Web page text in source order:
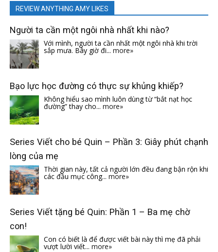
REVIEW ANYTHING AMY LIKES
Người ta cần một ngôi nhà nhất khi nào?
Với mình, người ta cần nhất một ngôi nhà khi trời
sắp mưa. Bây giờ đi... more»
Bạo lực học đường có thực sự khủng khiếp?
Không hiểu sao mình luôn dùng từ “bắt nạt học
đường” thay cho... more»
Series Viết cho bé Quin – Phần 3: Giây phút chạnh
lòng của mẹ
Thời gian này, tất cả người lớn đều đang bận rộn khi
các đầu mục công... more»
Series Viết tặng bé Quin: Phần 1 – Ba mẹ chờ
con!
Con có biết là để được viết bài này thì mẹ đã phải
vượt lười viết... more»